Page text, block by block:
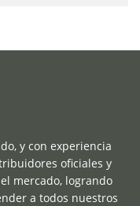
y con experiencia
oficiales y
mercado, logrando
a todos nuestros